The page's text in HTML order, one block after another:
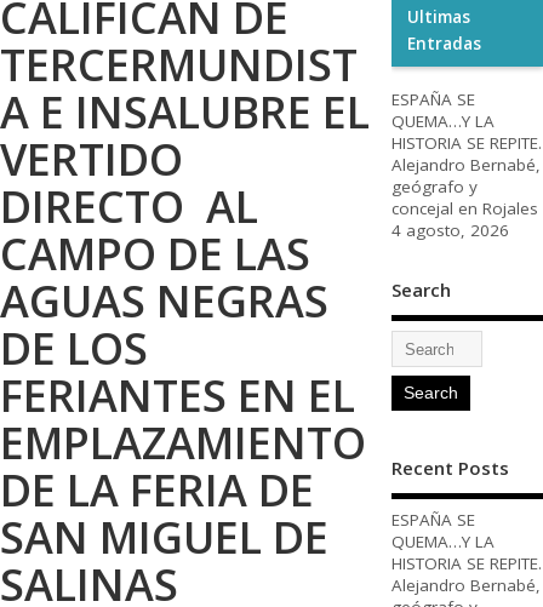
CALIFICAN DE
TERCERMUNDIST
A E INSALUBRE EL
VERTIDO
DIRECTO AL
CAMPO DE LAS
AGUAS NEGRAS
DE LOS
FERIANTES EN EL
EMPLAZAMIENTO
DE LA FERIA DE
SAN MIGUEL DE
SALINAS
Ultimas
Entradas
ESPAÑA SE
QUEMA…Y LA
HISTORIA SE REPITE.
Alejandro Bernabé,
geógrafo y
concejal en Rojales
4 agosto, 2026
Search
Recent Posts
ESPAÑA SE
QUEMA…Y LA
HISTORIA SE REPITE.
Alejandro Bernabé,